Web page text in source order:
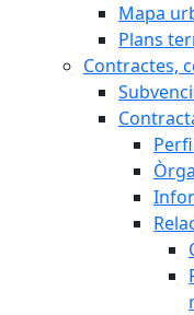
Mapa
Plans
Contractes,